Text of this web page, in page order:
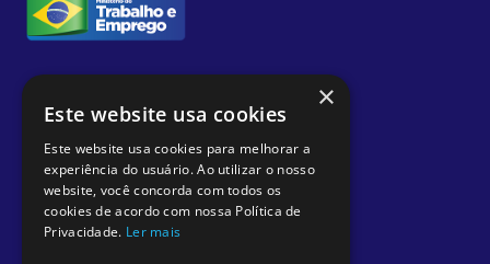
×
Este website usa cookies
Este website usa cookies para melhorar a
experiência do usuário. Ao utilizar o nosso
website, você concorda com todos os
cookies de acordo com nossa Política de
Privacidade. Ler mais